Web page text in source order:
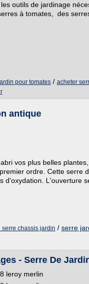
outils de jardinage
à tomates, des
pour tomates / acheter
antique
vos plus belles
ordre. Cette serre
L'ouverture
serre chassis jardin / serre
- Serre De
leroy merlin